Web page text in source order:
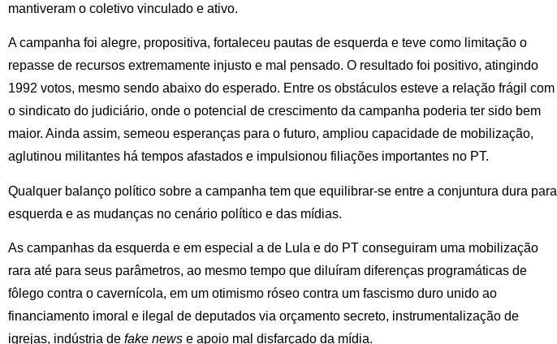
mantiveram o coletivo vinculado e ativo.
A campanha foi alegre, propositiva, fortaleceu pautas de esquerda e teve como limitação o
repasse de recursos extremamente injusto e mal pensado. O resultado foi positivo, atingindo
1992 votos, mesmo sendo abaixo do esperado. Entre os obstáculos esteve a relação frágil com
o sindicato do judiciário, onde o potencial de crescimento da campanha poderia ter sido bem
maior. Ainda assim, semeou esperanças para o futuro, ampliou capacidade de mobilização,
aglutinou militantes há tempos afastados e impulsionou filiações importantes no PT.
Qualquer balanço político sobre a campanha tem que equilibrar-se entre a conjuntura dura para
esquerda e as mudanças no cenário político e das mídias.
As campanhas da esquerda e em especial a de Lula e do PT conseguiram uma mobilização
rara até para seus parâmetros, ao mesmo tempo que diluíram diferenças programáticas de
fôlego contra o cavernícola, em um otimismo róseo contra um fascismo duro unido ao
financiamento imoral e ilegal de deputados via orçamento secreto, instrumentalização de
igrejas, indústria de fake news e apoio mal disfarçado da mídia.